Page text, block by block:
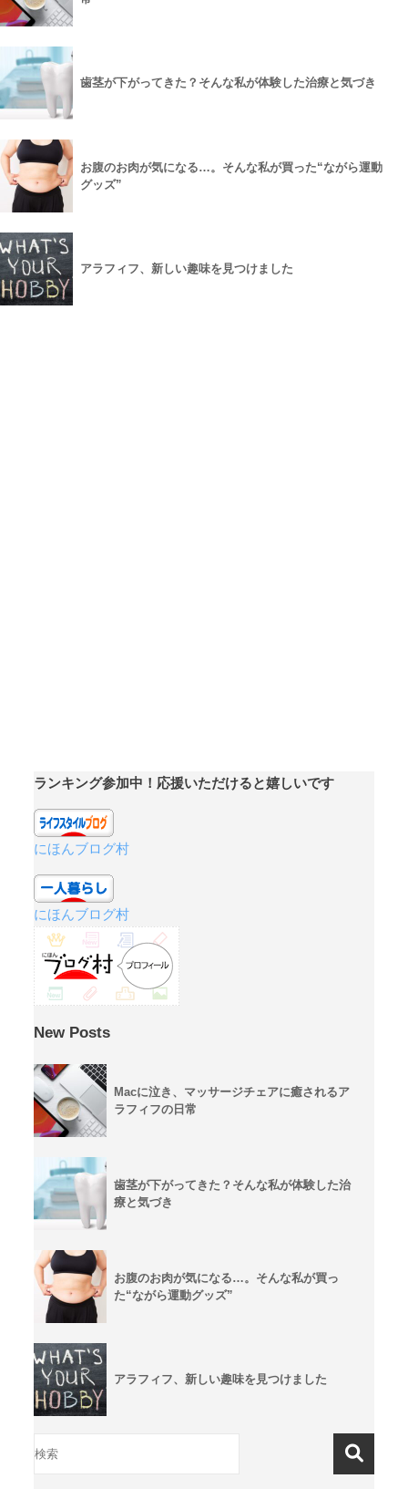
歯茎が下がってきた？そんな私が体験した治療と気づき
お腹のお肉が気になる…。そんな私が買った“ながら運動
グッズ”
アラフィフ、新しい趣味を見つけました
ランキング参加中！応援いただけると嬉しいです
にほんブログ村
にほんブログ村
New Posts
Macに泣き、マッサージチェアに癒されるア
ラフィフの日常
歯茎が下がってきた？そんな私が体験した治
療と気づき
お腹のお肉が気になる…。そんな私が買っ
た“ながら運動グッズ”
アラフィフ、新しい趣味を見つけました